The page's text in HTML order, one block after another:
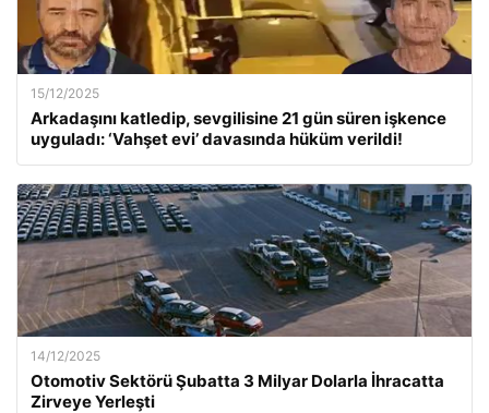
15/12/2025
Arkadaşını katledip, sevgilisine 21 gün süren işkence
uyguladı: ‘Vahşet evi’ davasında hüküm verildi!
14/12/2025
Otomotiv Sektörü Şubatta 3 Milyar Dolarla İhracatta
Zirveye Yerleşti